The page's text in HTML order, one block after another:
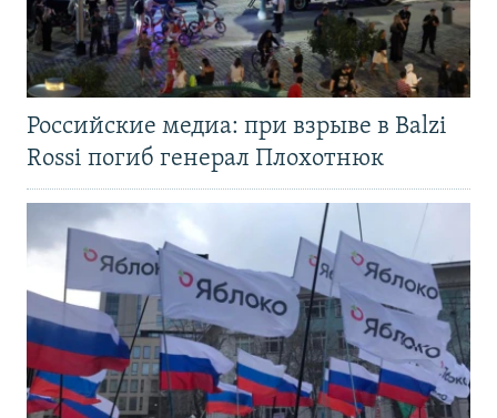
Российские медиа: при взрыве в Balzi
Rossi погиб генерал Плохотнюк